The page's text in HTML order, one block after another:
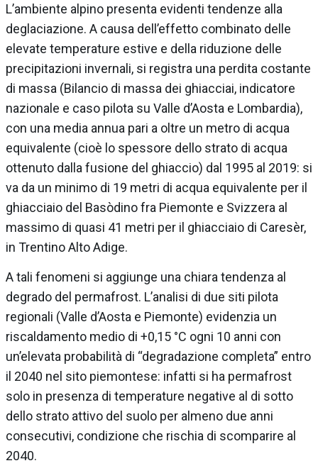
L’ambiente alpino presenta evidenti tendenze alla
deglaciazione. A causa dell’effetto combinato delle
elevate temperature estive e della riduzione delle
precipitazioni invernali, si registra una perdita costante
di massa (Bilancio di massa dei ghiacciai, indicatore
nazionale e caso pilota su Valle d’Aosta e Lombardia),
con una media annua pari a oltre un metro di acqua
equivalente (cioè lo spessore dello strato di acqua
ottenuto dalla fusione del ghiaccio) dal 1995 al 2019: si
va da un minimo di 19 metri di acqua equivalente per il
ghiacciaio del Basòdino fra Piemonte e Svizzera al
massimo di quasi 41 metri per il ghiacciaio di Caresèr,
in Trentino Alto Adige.
A tali fenomeni si aggiunge una chiara tendenza al
degrado del permafrost. L’analisi di due siti pilota
regionali (Valle d’Aosta e Piemonte) evidenzia un
riscaldamento medio di +0,15 °C ogni 10 anni con
un’elevata probabilità di “degradazione completa” entro
il 2040 nel sito piemontese: infatti si ha permafrost
solo in presenza di temperature negative al di sotto
dello strato attivo del suolo per almeno due anni
consecutivi, condizione che rischia di scomparire al
2040.